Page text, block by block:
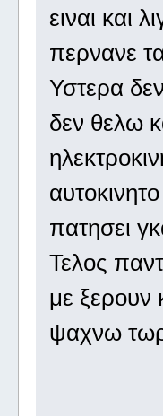
ειναι και
περνανε
Υστερα
δεν θελω
πατησει
Τελος
με ξερουν
ψαχνω